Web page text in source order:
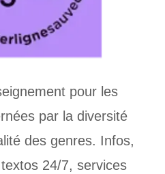
pour les
par la diversité
des genres. Infos,
24/7, services